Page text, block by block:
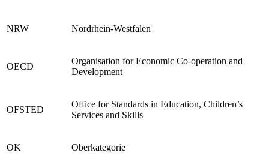
NRW Nordrhein-Westfalen
OECD
Organisation for Economic Co-operation and
Development
OFSTED
Office for Standards in Education, Children’s
Services and Skills
OK Oberkategorie